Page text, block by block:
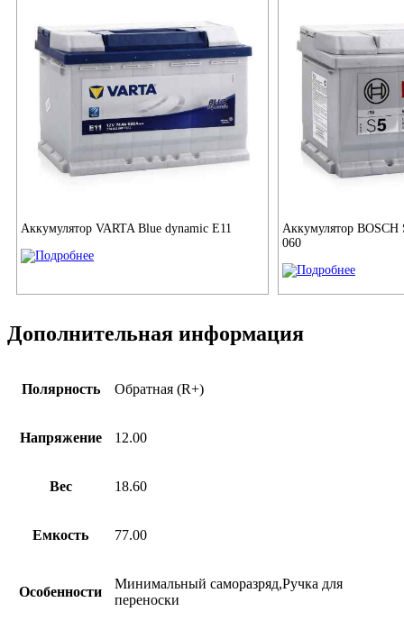
Аккумулятор VARTA Blue dynamic E11
Аккумулятор BOSCH
060
Дополнительная информация
Полярность Обратная (R+)
Напряжение 12.00
Вес 18.60
Емкость 77.00
Особенности
Минимальный саморазряд,Ручка для
переноски